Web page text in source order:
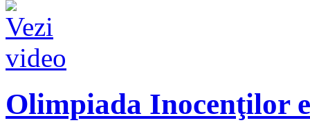
Olimpiada Inocenţilor